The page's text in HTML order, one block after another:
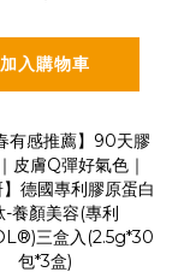
加入購物車